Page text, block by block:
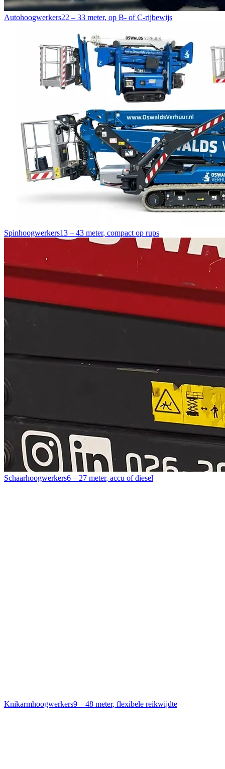
Autohoogwerkers22 – 33 meter, op B- of C-rijbewijs
Spinhoogwerkers13 – 43 meter, compact op rups
Schaarhoogwerkers6 – 27 meter, accu of diesel
Knikarmhoogwerkers9 – 48 meter, flexibele reikwijdte